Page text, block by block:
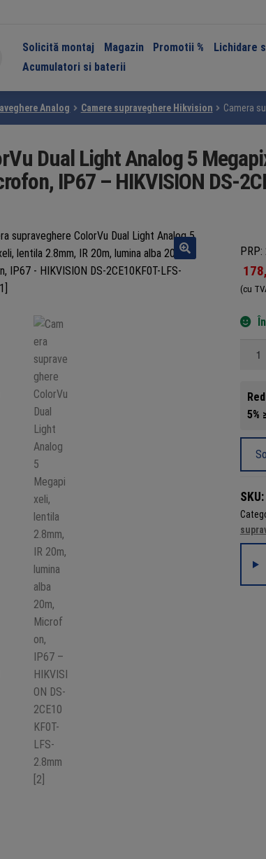
Solicită montaj Magazin Promotii % Lichidare
Acumulatori si baterii
Analog Camere supraveghere Hikvision Camera
Dual Light Analog 5
IP67 – HIKVISION DS-
(cu
Dual
Light
5
lentila
5%
SKU: